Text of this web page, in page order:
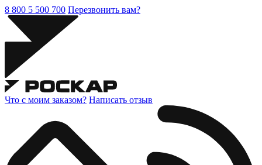
8 800 5 500 700 Перезвонить вам?
Что с моим заказом? Написать отзыв